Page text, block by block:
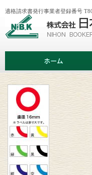
会
日
ッ
カ
適格請求書発行事業者登録番号
ム